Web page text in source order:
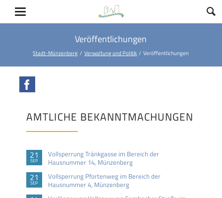
Veröffentlichungen
Stadt-Münzenberg Verwaltung und Politik Veröffentlichungen
AMTLICHE BEKANNTMACHUNGEN
21
SEP
Vollsperrung Tränkgasse im Bereich der
Hausnummer 14, Münzenberg
21
SEP
Vollsperrung Pfortenweg im Bereich der
Hausnummer 4, Münzenberg